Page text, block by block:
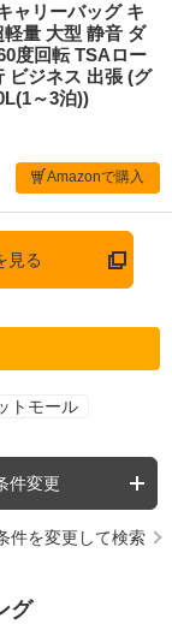
ャリーバッグ キ
量 大型 静音 ダ
度回転 TSAロー
ビジネス 出張 (グ
～3泊))
Amazonで購入
見る
トモール
件変更
件を変更して検索
グ